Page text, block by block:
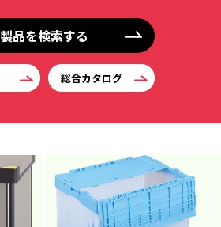
製品を検索する
総合カタログ